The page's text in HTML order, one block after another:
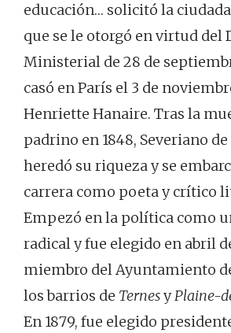
educación… solicitó la
que se le otorgó en virtud del
Ministerial de 28 de
casó en París el 3 de
Henriette Hanaire. Tras la
padrino en 1848, Severiano
heredó su riqueza y se
carrera como poeta y crítico
Empezó en la política como
radical y fue elegido en abril
miembro del Ayuntamiento
los barrios de TernesyPlaine-
En 1879, fue elegido